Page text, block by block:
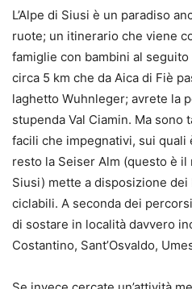
L’Alpe di Siusi è un paradiso
ruote; un itinerario che viene
famiglie con bambini al
circa 5 km che da Aica di Fiè
laghetto Wuhnleger; avrete la
stupenda Val Ciamin. Ma
facili che impegnativi, sui
resto la Seiser Alm (questo è il
Siusi) mette a disposizione
ciclabili. A seconda dei
di sostare in località davvero
Costantino, Sant’Osvaldo,